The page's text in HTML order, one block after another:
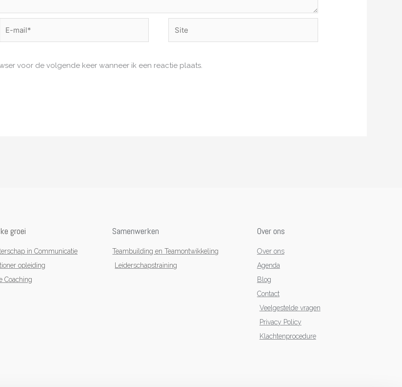
voor de volgende keer wanneer ik een reactie plaats.
groei
in Communicatie
opleiding
Coaching
Samenwerken
Teambuilding en Teamontwikkeling
Leiderschapstraining
Over ons
Over ons
Agenda
Blog
Contact
Veelgestelde vragen
Privacy Policy
Klachtenprocedure